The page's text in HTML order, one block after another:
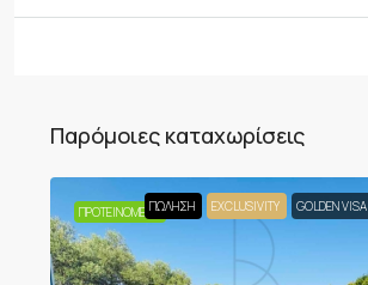
Παρόμοιες καταχωρίσεις
ΠΡΟΤΕΙΝΌΜΕΝΟΠΏΛΗΣΗ EXCLUSIVITY GOLDEN VISA